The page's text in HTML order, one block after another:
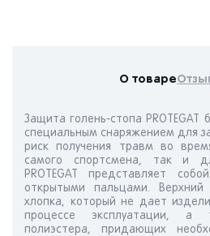
О товаре
Защита голень-стопа PROTEGAT
специальным снаряжением для
риск получения травм во
самого спортсмена, так и
PROTEGAT представляет
открытыми пальцами.
хлопка, который не дает
процессе эксплуатации,
полиэстера, придающих